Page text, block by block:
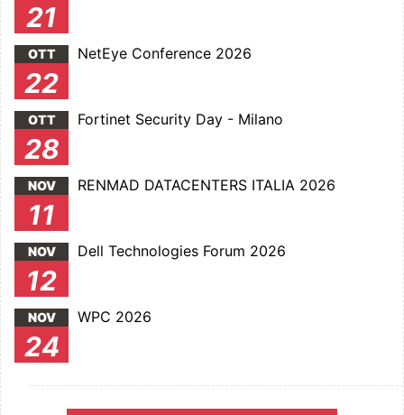
21
OTT
22
NetEye Conference 2026
OTT
28
Fortinet Security Day - Milano
NOV
11
RENMAD DATACENTERS ITALIA 2026
NOV
12
Dell Technologies Forum 2026
NOV
24
WPC 2026